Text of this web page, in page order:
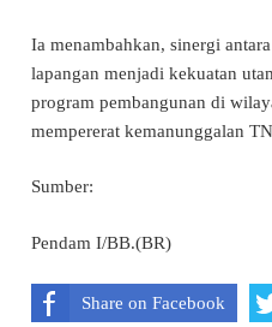
Ia menambahkan, sinergi
lapangan menjadi kekuatan
program pembangunan di
mempererat kemanunggalan
Sumber:
Pendam I/BB.(BR)
Share on Facebook